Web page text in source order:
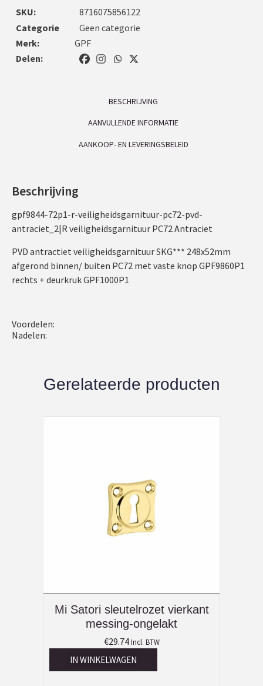
SKU:
8716075856122
Categorie
Geen categorie
Merk:
GPF
Delen:
BESCHRIJVING
AANVULLENDE INFORMATIE
AANKOOP- EN LEVERINGSBELEID
Beschrijving
gpf9844-72p1-r-veiligheidsgarnituur-pc72-pvd-
antraciet_2|R veiligheidsgarnituur PC72 Antraciet
PVD antractiet veiligheidsgarnituur SKG*** 248x52mm
afgerond binnen/ buiten PC72 met vaste knop GPF9860P1
rechts + deurkruk GPF1000P1
Voordelen:
Nadelen:
Gerelateerde producten
Mi Satori sleutelrozet vierkant
messing-ongelakt
€29.74 Incl. BTW
IN WINKELWAGEN